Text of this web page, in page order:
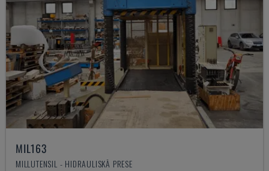
MIL163
MILLUTENSIL - HIDRAULISKĀ PRESE